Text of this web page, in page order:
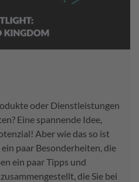
oder Dienstleistungen
Eine spannende Idee,
Aber wie das so ist
paar Besonderheiten, die
ein paar Tipps und
die Sie bei